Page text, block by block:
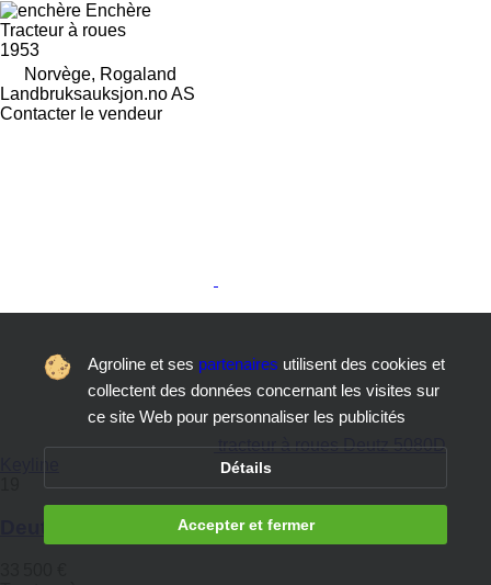
Agroline et ses partenaires utilisent des cookies et
collectent des données concernant les visites sur
ce site Web pour personnaliser les publicités
Accepter et fermer
Détails
Enchère
Tracteur à roues
1953
Norvège, Rogaland
Landbruksauksjon.no AS
Contacter le vendeur
tracteur à roues Deutz 5080D
Deutz 5080D Keyline